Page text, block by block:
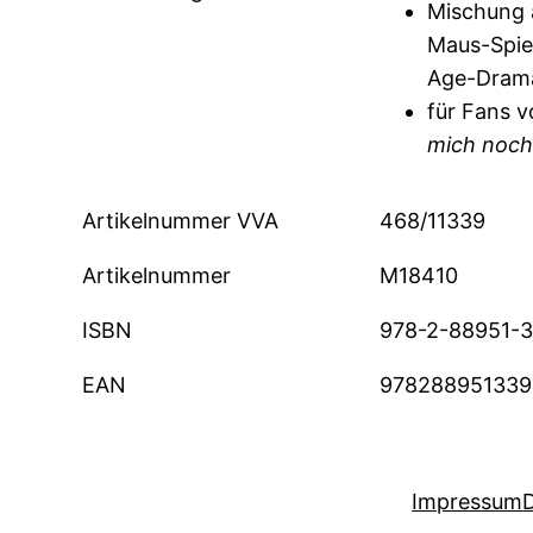
Mischung
Maus-
Age-
für Fans
mich
Artikelnummer VVA 468/11339
Artikelnummer M18410
ISBN 978-2-88951-
EAN
Impressum